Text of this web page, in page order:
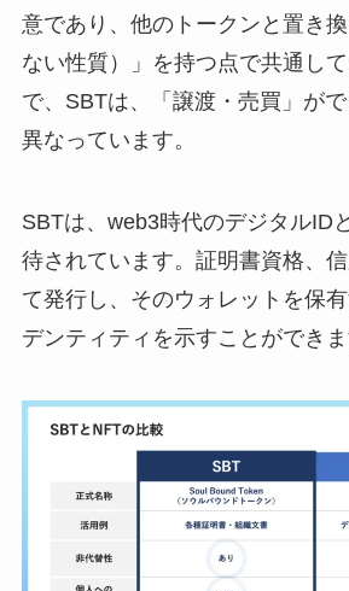
意であり、他のトークンと置き
ない性質）」を持つ点で共通し
で、SBTは、「譲渡・売買」が
異なっています。
SBTは、web3時代のデジタルID
待されています。証明書資格、
て発行し、そのウォレットを保
デンティティを示すことができま